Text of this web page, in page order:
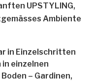
UPSTYLING,
Ambiente
in Einzelschritten
in einzelnen
– Gardinen,